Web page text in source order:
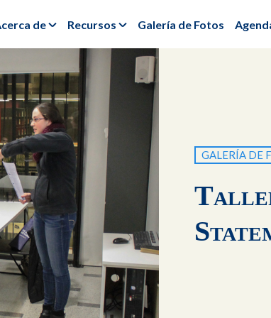
de Recursos Galería de Fotos
GALERÍA DE